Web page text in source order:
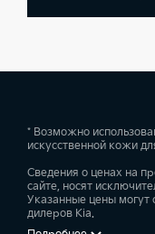
* Возможно
искусственной кожи
Сведения о ценах на
сайте, носят
Указанные цены могут
дилеров Kia.